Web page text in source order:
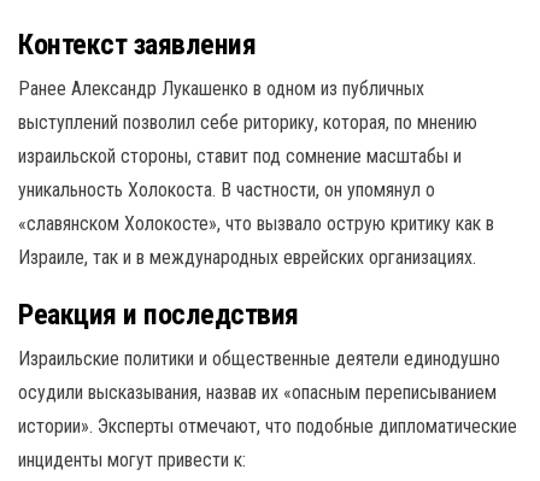
Контекст заявления
Ранее Александр Лукашенко в одном из публичных
выступлений позволил себе риторику, которая, по мнению
израильской стороны, ставит под сомнение масштабы и
уникальность Холокоста. В частности, он упомянул о
«славянском Холокосте», что вызвало острую критику как в
Израиле, так и в международных еврейских организациях.
Реакция и последствия
Израильские политики и общественные деятели единодушно
осудили высказывания, назвав их «опасным переписыванием
истории». Эксперты отмечают, что подобные дипломатические
инциденты могут привести к: